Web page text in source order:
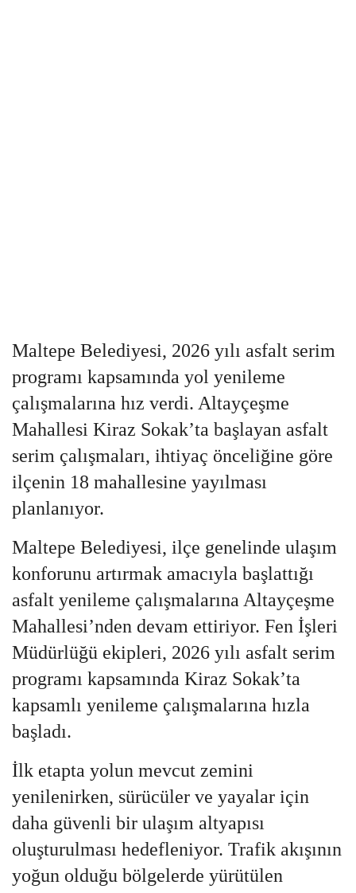
Maltepe Belediyesi, 2026 yılı asfalt serim
programı kapsamında yol yenileme
çalışmalarına hız verdi. Altayçeşme
Mahallesi Kiraz Sokak’ta başlayan asfalt
serim çalışmaları, ihtiyaç önceliğine göre
ilçenin 18 mahallesine yayılması
planlanıyor.
Maltepe Belediyesi, ilçe genelinde ulaşım
konforunu artırmak amacıyla başlattığı
asfalt yenileme çalışmalarına Altayçeşme
Mahallesi’nden devam ettiriyor. Fen İşleri
Müdürlüğü ekipleri, 2026 yılı asfalt serim
programı kapsamında Kiraz Sokak’ta
kapsamlı yenileme çalışmalarına hızla
başladı.
İlk etapta yolun mevcut zemini
yenilenirken, sürücüler ve yayalar için
daha güvenli bir ulaşım altyapısı
oluşturulması hedefleniyor. Trafik akışının
yoğun olduğu bölgelerde yürütülen